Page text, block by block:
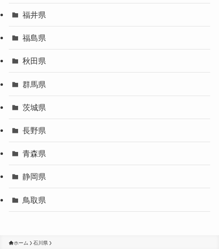
福井県
福島県
秋田県
群馬県
茨城県
長野県
青森県
静岡県
鳥取県
ホーム 石川県